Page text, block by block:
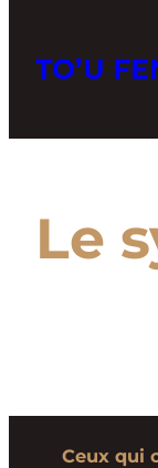
au
TO’U
Le
Ceux qui